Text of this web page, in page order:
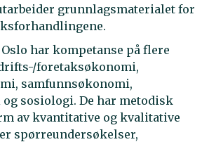
grunnlagsmaterialet for
har kompetanse på flere
foretaksøkonomi,
samfunnsøkonomi,
sosiologi. De har metodisk
av kvantitative og kvalitative
spørreundersøkelser,